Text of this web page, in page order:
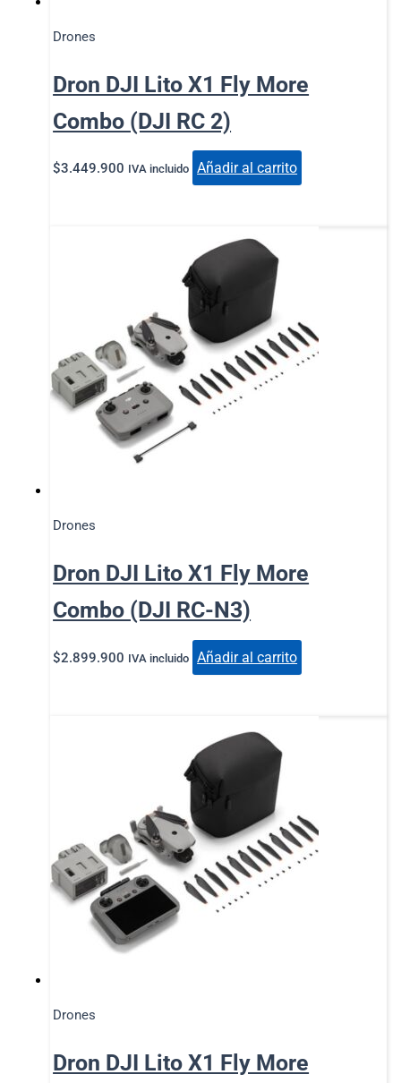
Drones
Dron DJI Lito X1 Fly More
Combo (DJI RC 2)
$3.449.900 IVA incluido Añadir al carrito
Drones
Dron DJI Lito X1 Fly More
Combo (DJI RC-N3)
$2.899.900 IVA incluido Añadir al carrito
Drones
Dron DJI Lito X1 Fly More